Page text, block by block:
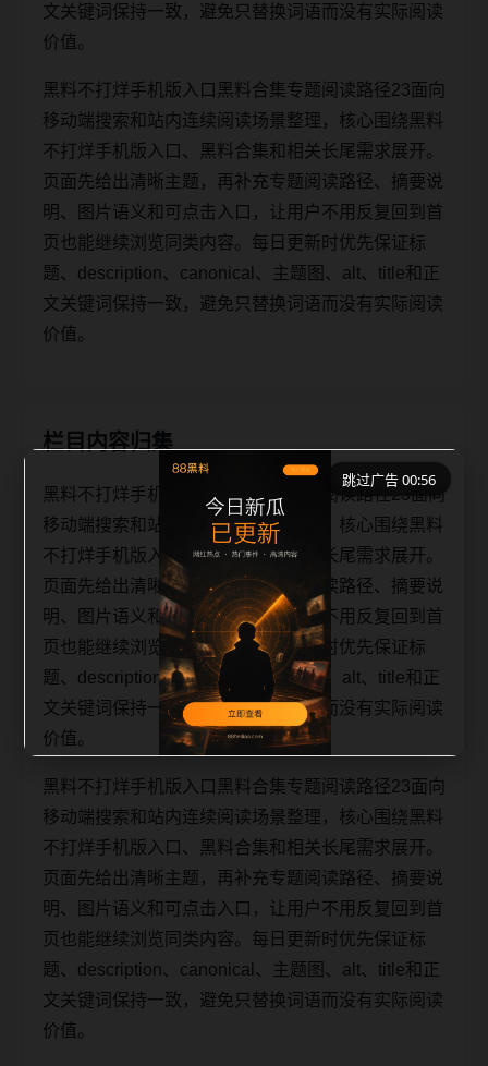
文关键词保持一致，避免只替换词语而没有实际阅读
价值。
黑料不打烊手机版入口黑料合集专题阅读路径23面向
移动端搜索和站内连续阅读场景整理，核心围绕黑料
不打烊手机版入口、黑料合集和相关长尾需求展开。
页面先给出清晰主题，再补充专题阅读路径、摘要说
明、图片语义和可点击入口，让用户不用反复回到首
页也能继续浏览同类内容。每日更新时优先保证标
题、description、canonical、主题图、alt、title和正
文关键词保持一致，避免只替换词语而没有实际阅读
价值。
栏目内容归集
黑料不打烊手机版入口黑料合集专题阅读路径23面向
移动端搜索和站内连续阅读场景整理，核心围绕黑料
不打烊手机版入口、黑料合集和相关长尾需求展开。
页面先给出清晰主题，再补充专题阅读路径、摘要说
明、图片语义和可点击入口，让用户不用反复回到首
页也能继续浏览同类内容。每日更新时优先保证标
题、description、canonical、主题图、alt、title和正
文关键词保持一致，避免只替换词语而没有实际阅读
价值。
黑料不打烊手机版入口黑料合集专题阅读路径23面向
移动端搜索和站内连续阅读场景整理，核心围绕黑料
不打烊手机版入口、黑料合集和相关长尾需求展开。
页面先给出清晰主题，再补充专题阅读路径、摘要说
明、图片语义和可点击入口，让用户不用反复回到首
页也能继续浏览同类内容。每日更新时优先保证标
题、description、canonical、主题图、alt、title和正
文关键词保持一致，避免只替换词语而没有实际阅读
价值。
跳过广告 00:56